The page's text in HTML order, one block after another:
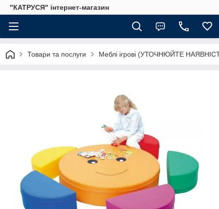
"КАТРУСЯ" інтернет-магазин
Товари та послуги Меблі ігрові (УТОЧНЮЙТЕ